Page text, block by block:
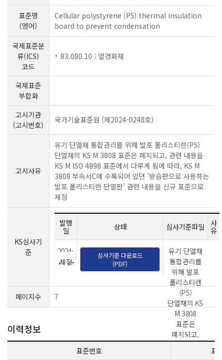
표준명
(영어)
Cellular polystyrene (PS) thermal insulation
board to prevent condensation
국제표준분
류(ICS)
코드
83.080.10 : 열경화재
국제표준
부합화
고시기관
(고시번호)
국가기술표준원 (제2024-0248호)
고시사유
유기 단열재 통합관리를 위해 발포 폴리스티렌(PS)
단열재의 KS M 3808 표준은 폐지되고, 관련 내용을
KS M ISO 4898 표준에서 다루게 됨에 따라, KS M
3808 부속서C에 수록되어 있던 ‘방습판으로 사용하는
발포 폴리스티렌 단열판’ 관련 내용을 신규 표준으로
제정
KS심사기
준
발행
일
상태 심사기준파일
사
유
2024-
10-24
제정
심사기준 다운로드
(PDF)
유기 단열재
통합관리를
위해 발포
폴리스티렌
(PS)
단열재의 KS
M 3808
표준은
폐지되고,
관련 내용을
페이지수 7
이력정보
표준번호 표